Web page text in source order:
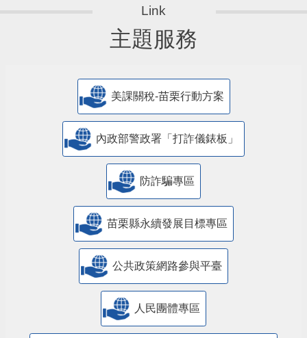
主題服務
美課關稅-苗栗行動方案
內政部警政署「打詐儀錶板」
防詐騙專區
苗栗縣永續發展目標專區
公共政策網路參與平臺
人民團體專區